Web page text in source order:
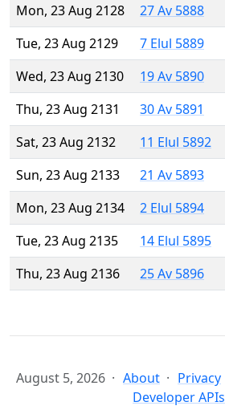
Mon, 23 Aug 2128
27 Av 5888
Tue, 23 Aug 2129
7 Elul 5889
Wed, 23 Aug 2130
19 Av 5890
Thu, 23 Aug 2131
30 Av 5891
Sat, 23 Aug 2132
11 Elul 5892
Sun, 23 Aug 2133
21 Av 5893
Mon, 23 Aug 2134
2 Elul 5894
Tue, 23 Aug 2135
14 Elul 5895
Thu, 23 Aug 2136
25 Av 5896
August 5, 2026 About Privacy
Developer APIs